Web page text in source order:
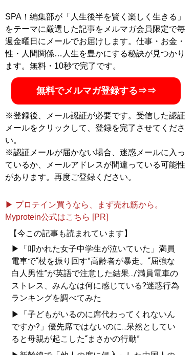
SPA！編集部が「人生後半を賢く楽しく生きる」
をテーマに厳選した記事をメルマガ会員限定で毎
週金曜日にメールでお届けします。仕事・お金・
性・人間関係…人生を豊かにする秘訣が見つかり
ます。無料・10秒で完了です。
無料でメルマガ登録する⇒⇒
※登録後、メール認証が必要です。受信した認証
メールをクリックして、登録を完了させてくださ
い。
※認証メールが届かない場合、迷惑メールに入っ
ているか、メールアドレスが間違っている可能性
があります。再度ご登録ください。
▶ プロテイン買うなら、まず売れ筋から。
Myprotein公式はこちら [PR]
【今この記事も読まれています】
▶「叩かれた女子中学生が泣いていた」満員
電車で“杖を振り回す”高齢者が暴走。“屈強な
白人男性”が英語で注意した結果.../満員電車の
ストレス、みんなは何に感じている?迷惑行為
ランキングを調べてみた
▶「子どもがいるのに席代わってくれないん
ですか?」優先席ではないのに...呆然としてい
ると母親が起こした“まさかの行動”